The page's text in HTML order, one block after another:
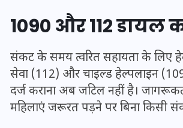
1090 और 112 डायल
संकट के समय त्वरित सहायता के लिए
सेवा (112) और चाइल्ड हेल्पलाइन
दर्ज कराना अब जटिल नहीं है।
महिलाएं जरूरत पड़ने पर बिना किसी
UPSSSC Lekhpal
2025: यूपी में
पर बंपर भर्ती का
जानें कब से शुरू